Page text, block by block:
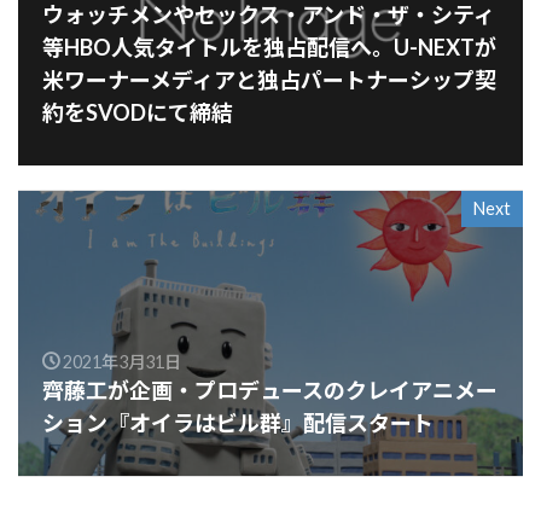
ウォッチメンやセックス・アンド・ザ・シティ
等HBO人気タイトルを独占配信へ。U-NEXTが
米ワーナーメディアと独占パートナーシップ契
約をSVODにて締結
Next
2021年3月31日
齊藤工が企画・プロデュースのクレイアニメー
ション『オイラはビル群』配信スタート